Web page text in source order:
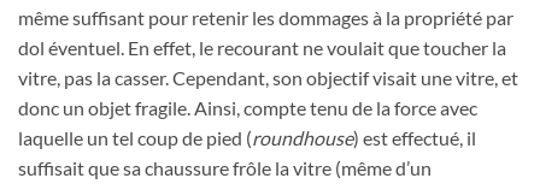
même suffisant pour retenir les dommages à la propriété par
dol éventuel. En effet, le recourant ne voulait que toucher la
vitre, pas la casser. Cependant, son objectif visait une vitre, et
donc un objet fragile. Ainsi, compte tenu de la force avec
laquelle un tel coup de pied (roundhouse) est effectué, il
suffisait que sa chaussure frôle la vitre (même d’un